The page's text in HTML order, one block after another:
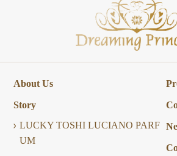
About Us
Story
LUCKY TOSHI LUCIANO PARF
UM